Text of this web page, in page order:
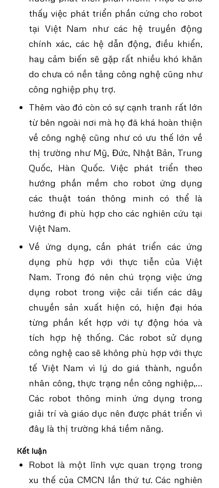
thấy việc phát triển phần cứng cho robot
tại Việt Nam như các hệ truyền động
chính xác, các hệ dẫn động, điều khiển,
hay cảm biến sẽ gặp rất nhiều khó khăn
do chưa có nền tảng công nghệ cũng như
công nghiệp phụ trợ.
Thêm vào đó còn có sự cạnh tranh rất lớn
từ bên ngoài nơi mà họ đã khá hoàn thiện
về công nghệ cũng như có ưu thế lớn về
thị trường như Mỹ, Đức, Nhật Bản, Trung
Quốc, Hàn Quốc. Việc phát triển theo
hướng phần mềm cho robot ứng dụng
các thuật toán thông minh có thể là
hướng đi phù hợp cho các nghiên cứu tại
Việt Nam.
Về ứng dụng, cần phát triển các ứng
dụng phù hợp với thực tiễn của Việt
Nam. Trong đó nên chú trọng việc ứng
dụng robot trong việc cải tiến các dây
chuyền sản xuất hiện có, hiện đại hóa
từng phần kết hợp với tự động hóa và
tích hợp hệ thống. Các robot sử dụng
công nghệ cao sẽ không phù hợp với thực
tế Việt Nam vì lý do giá thành, nguồn
nhân công, thực trạng nền công nghiệp,…
Các robot thông minh ứng dụng trong
giải trí và giáo dục nên được phát triển vì
đây là thị trường khá tiềm năng.
Kết luận
Robot là một lĩnh vực quan trọng trong
xu thế của CMCN lần thứ tư. Các nghiên